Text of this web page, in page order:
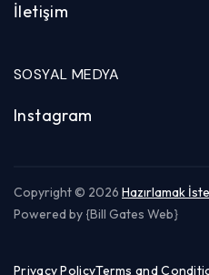
İletişim
SOSYAL MEDYA
Instagram
Copyright © 2026 Hazırlamak
Powered by {Bill Gates Web}
Privacy PolicyTerms and